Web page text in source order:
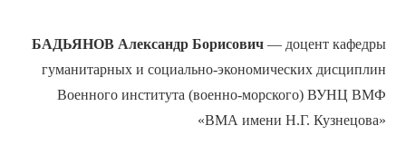
БАДЬЯНОВ Александр Борисович— доцент кафедры
гуманитарных и социально-экономических дисциплин
Военного института (военно-морского) ВУНЦ ВМФ
«ВМА имени Н.Г. Кузнецова»